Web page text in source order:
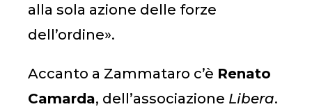
alla sola azione delle forze
dell’ordine».
Accanto a Zammataro c’è Renato
Camarda, dell’associazione Libera.